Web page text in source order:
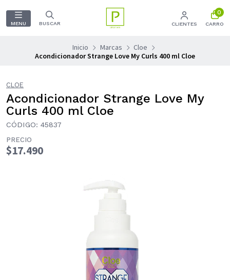
MENU BUSCAR CLIENTES
0
CARRO
Inicio Marcas
Cloe
Acondicionador Strange Love My Curls 400 ml Cloe
CLOE
Acondicionador Strange Love My
Curls 400 ml Cloe
CÓDIGO: 45837
PRECIO
$17.490